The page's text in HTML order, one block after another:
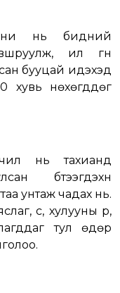
нь бидний
илүү гүн
бууцай идэхэд
хувь нөхөгддөг
нь тахианд
бүтээгдэхүүн
унтаж чадах нь.
сүү, хулууны үр,
тул өдөр